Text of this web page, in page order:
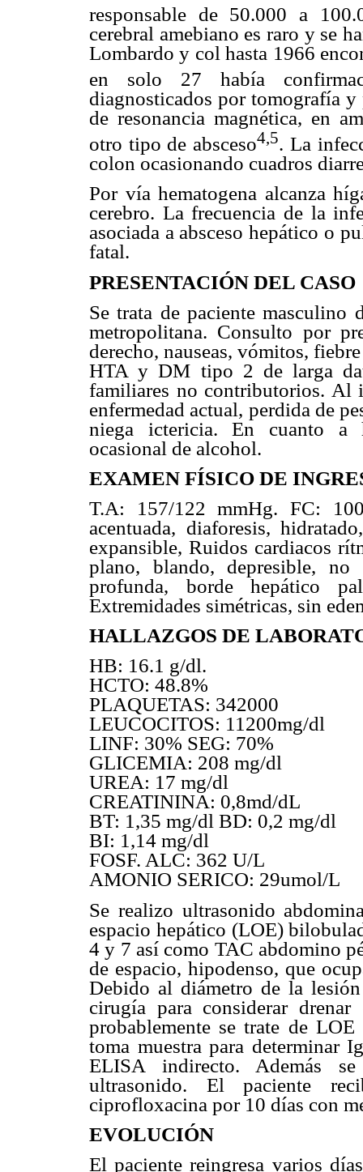
responsable de 50.000 a
cerebral amebiano es raro y se
Lombardo y col hasta 1966
en solo 27 había
diagnosticados por tomografía y
de resonancia magnética, en
otro tipo de absceso4,5. La
colon ocasionando cuadros
Por vía hematogena alcanza
cerebro. La frecuencia de la
asociada a absceso hepático o
fatal.
PRESENTACIÓN DEL CASO
Se trata de paciente masculino
metropolitana. Consulto por
derecho, nauseas, vómitos,
HTA y DM tipo 2 de larga
familiares no contributorios. Al
enfermedad actual, perdida de
niega ictericia. En cuanto a
ocasional de alcohol.
EXAMEN FÍSICO DE
T.A: 157/122 mmHg. FC:
acentuada, diaforesis,
expansible, Ruidos cardiacos
plano, blando, depresible,
profunda, borde hepático
Extremidades simétricas, sin
HALLAZGOS DE
HB: 16.1 g/dl.
HCTO: 48.8%
PLAQUETAS: 342000
LEUCOCITOS: 11200mg/dl
LINF: 30% SEG: 70%
GLICEMIA: 208 mg/dl
UREA: 17 mg/dl
CREATININA: 0,8md/dL
BT: 1,35 mg/dl BD: 0,2 mg/dl
BI: 1,14 mg/dl
FOSF. ALC: 362 U/L
AMONIO SERICO: 29umol/L
Se realizo ultrasonido
espacio hepático (LOE)
4 y 7 así como TAC abdomino
de espacio, hipodenso, que
Debido al diámetro de la
cirugía para considerar
probablemente se trate de
toma muestra para determinar
ELISA indirecto. Además
ultrasonido. El paciente
ciprofloxacina por 10 días con
EVOLUCIÓN
El paciente reingresa varios